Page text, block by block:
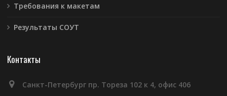
Требования к макетам
Результаты СОУТ
Контакты
Санкт-Петербург пр. Тореза 102 к 4, офис 406